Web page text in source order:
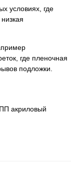
условиях, где
где пленочная
подложки.
акриловый